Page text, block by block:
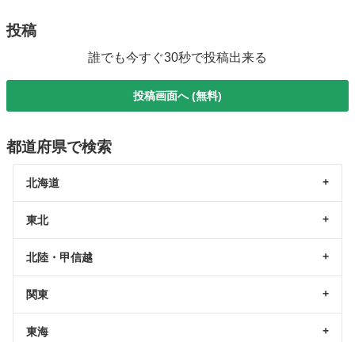
投稿
誰でも今すぐ30秒で投稿出来る
投稿画面へ (無料)
都道府県で検索
北海道
東北
北陸・甲信越
関東
東海